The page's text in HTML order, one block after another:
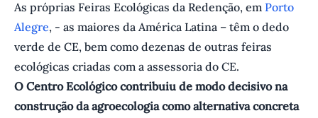
As próprias Feiras Ecológicas da Redenção, em Porto
Alegre, - as maiores da América Latina – têm o dedo
verde de CE, bem como dezenas de outras feiras
ecológicas criadas com a assessoria do CE.
O Centro Ecológico contribuiu de modo decisivo na
construção da agroecologia como alternativa concreta